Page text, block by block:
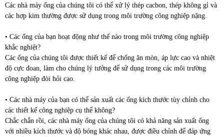
Các nhà máy ống của chúng tôi có thể xử lý thép cacbon, thép không gỉ và
các hợp kim thường được sử dụng trong môi trường công nghiệp nặng.
• Các ống của bạn hoạt động như thế nào trong môi trường công nghiệp
khắc nghiệt?
Các ống của chúng tôi được thiết kế để chống ăn mòn, áp lực cao và nhiệt
độ cực đoan, làm cho chúng lý tưởng để sử dụng trong các môi trường
công nghiệp đòi hỏi cao.
• Các nhà máy của bạn có thể sản xuất các ống kích thước tùy chỉnh cho
các thiết kế công nghiệp cụ thể không?
Chắc chắn rồi, các nhà máy ống của chúng tôi có khả năng sản xuất ống
với nhiều kích thước và độ bóng khác nhau, được điều chỉnh để đáp ứng